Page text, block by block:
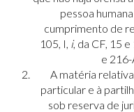
pessoa
cumprimento de
105, I, i, da CF, 15
e 216-
A matéria
particular e à
sob reserva de